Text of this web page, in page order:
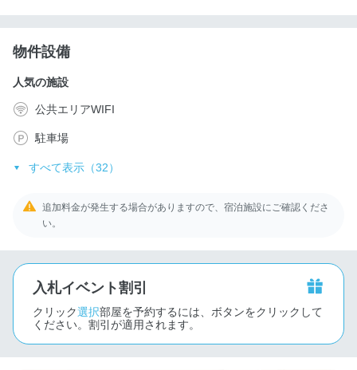
物件設備
人気の施設
公共エリアWIFI
駐車場
すべて表示（32）
追加料金が発生する場合がありますので、宿泊施設にご確認くださ
い。
入札イベント割引
クリック選択部屋を予約するには、ボタンをクリックして
ください。割引が適用されます。